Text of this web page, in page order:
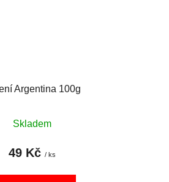
Argentina 100g
Skladem
49 Kč / ks